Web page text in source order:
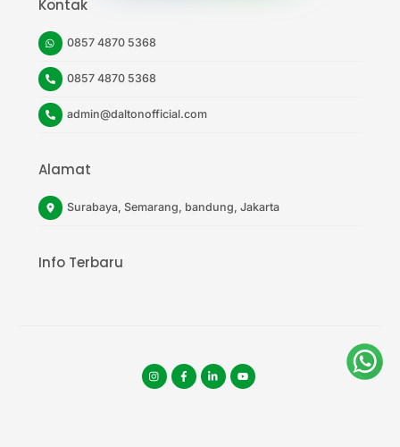
Kontak
0857 4870 5368
0857 4870 5368
admin@daltonofficial.com
Alamat
Surabaya, Semarang, bandung, Jakarta
Info Terbaru
Instagramfacebook
tiktokyoutube